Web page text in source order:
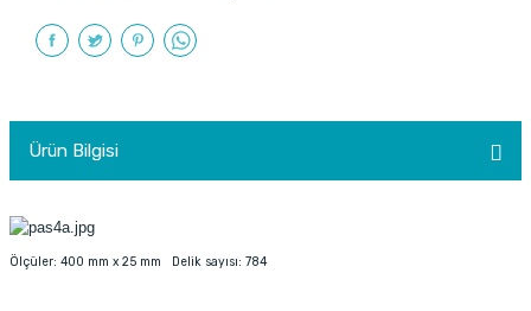
Ürün Bilgisi
Ölçüler: 400 mm x 25 mm Delik sayısı: 784